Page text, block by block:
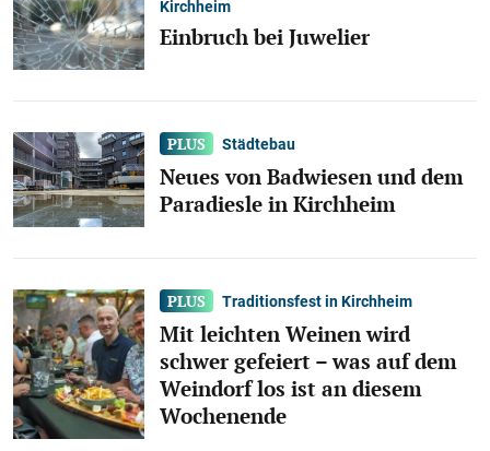
Kirchheim
Einbruch bei Juwelier
Städtebau
Neues von Badwiesen und dem
Paradiesle in Kirchheim
Traditionsfest in Kirchheim
Mit leichten Weinen wird
schwer gefeiert – was auf dem
Weindorf los ist an diesem
Wochenende